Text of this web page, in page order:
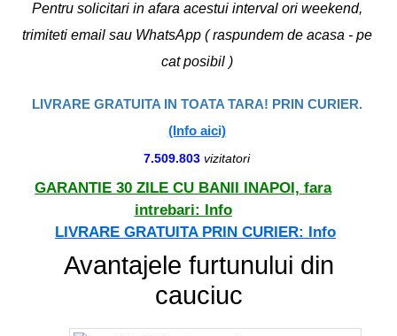
Pentru solicitari in afara acestui interval ori weekend,
trimiteti email sau WhatsApp ( raspundem de acasa - pe
cat posibil )
LIVRARE GRATUITA IN TOATA TARA! PRIN CURIER.
(Info aici)
7.509.803 vizitatori
GARANTIE 30 ZILE CU BANII INAPOI, fara
intrebari:
Info
LIVRARE GRATUITA PRIN CURIER:
Info
Avantajele furtunului din
cauciuc